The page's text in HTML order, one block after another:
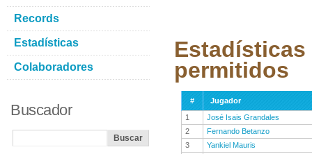
permitidos
#
Jugador
1
José Isais Grandales
2
Fernando Betanzo
3
Yankiel Mauris
Records
Estadísticas
Colaboradores
Buscador